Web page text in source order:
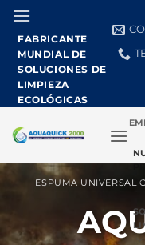
contenido
FABRICANTE
MUNDIAL DE
SOLUCIONES DE
LIMPIEZA
ECOLÓGICAS
ESPUMA UNIVERSAL